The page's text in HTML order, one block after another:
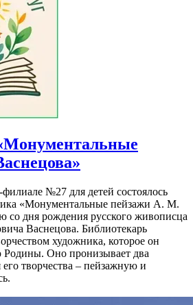
филиале №27 для детей состоялось
«Монументальные пейзажи А. М.
со дня рождения русского живописца
Васнецова. Библиотекарь
художника, которое он
Родины. Оно пронизывает два
творчества – пейзажную и